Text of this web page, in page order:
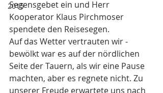
2015
Segensgebet ein und Herr
Kooperator Klaus Pirchmoser
spendete den Reisesegen.
Auf das Wetter vertrauten wir -
bewölkt war es auf der nördlichen
Seite der Tauern, als wir eine Pause
machten, aber es regnete nicht. Zu
unserer Freude erwartete uns nach